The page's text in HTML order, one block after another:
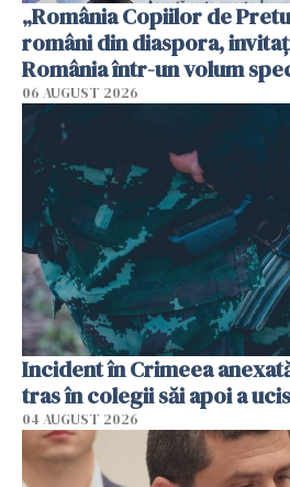
„România Copiilor de
români din diaspora,
România într-un volum
06 AUGUST 2026
Incident în Crimeea
tras în colegii săi apoi a
04 AUGUST 2026